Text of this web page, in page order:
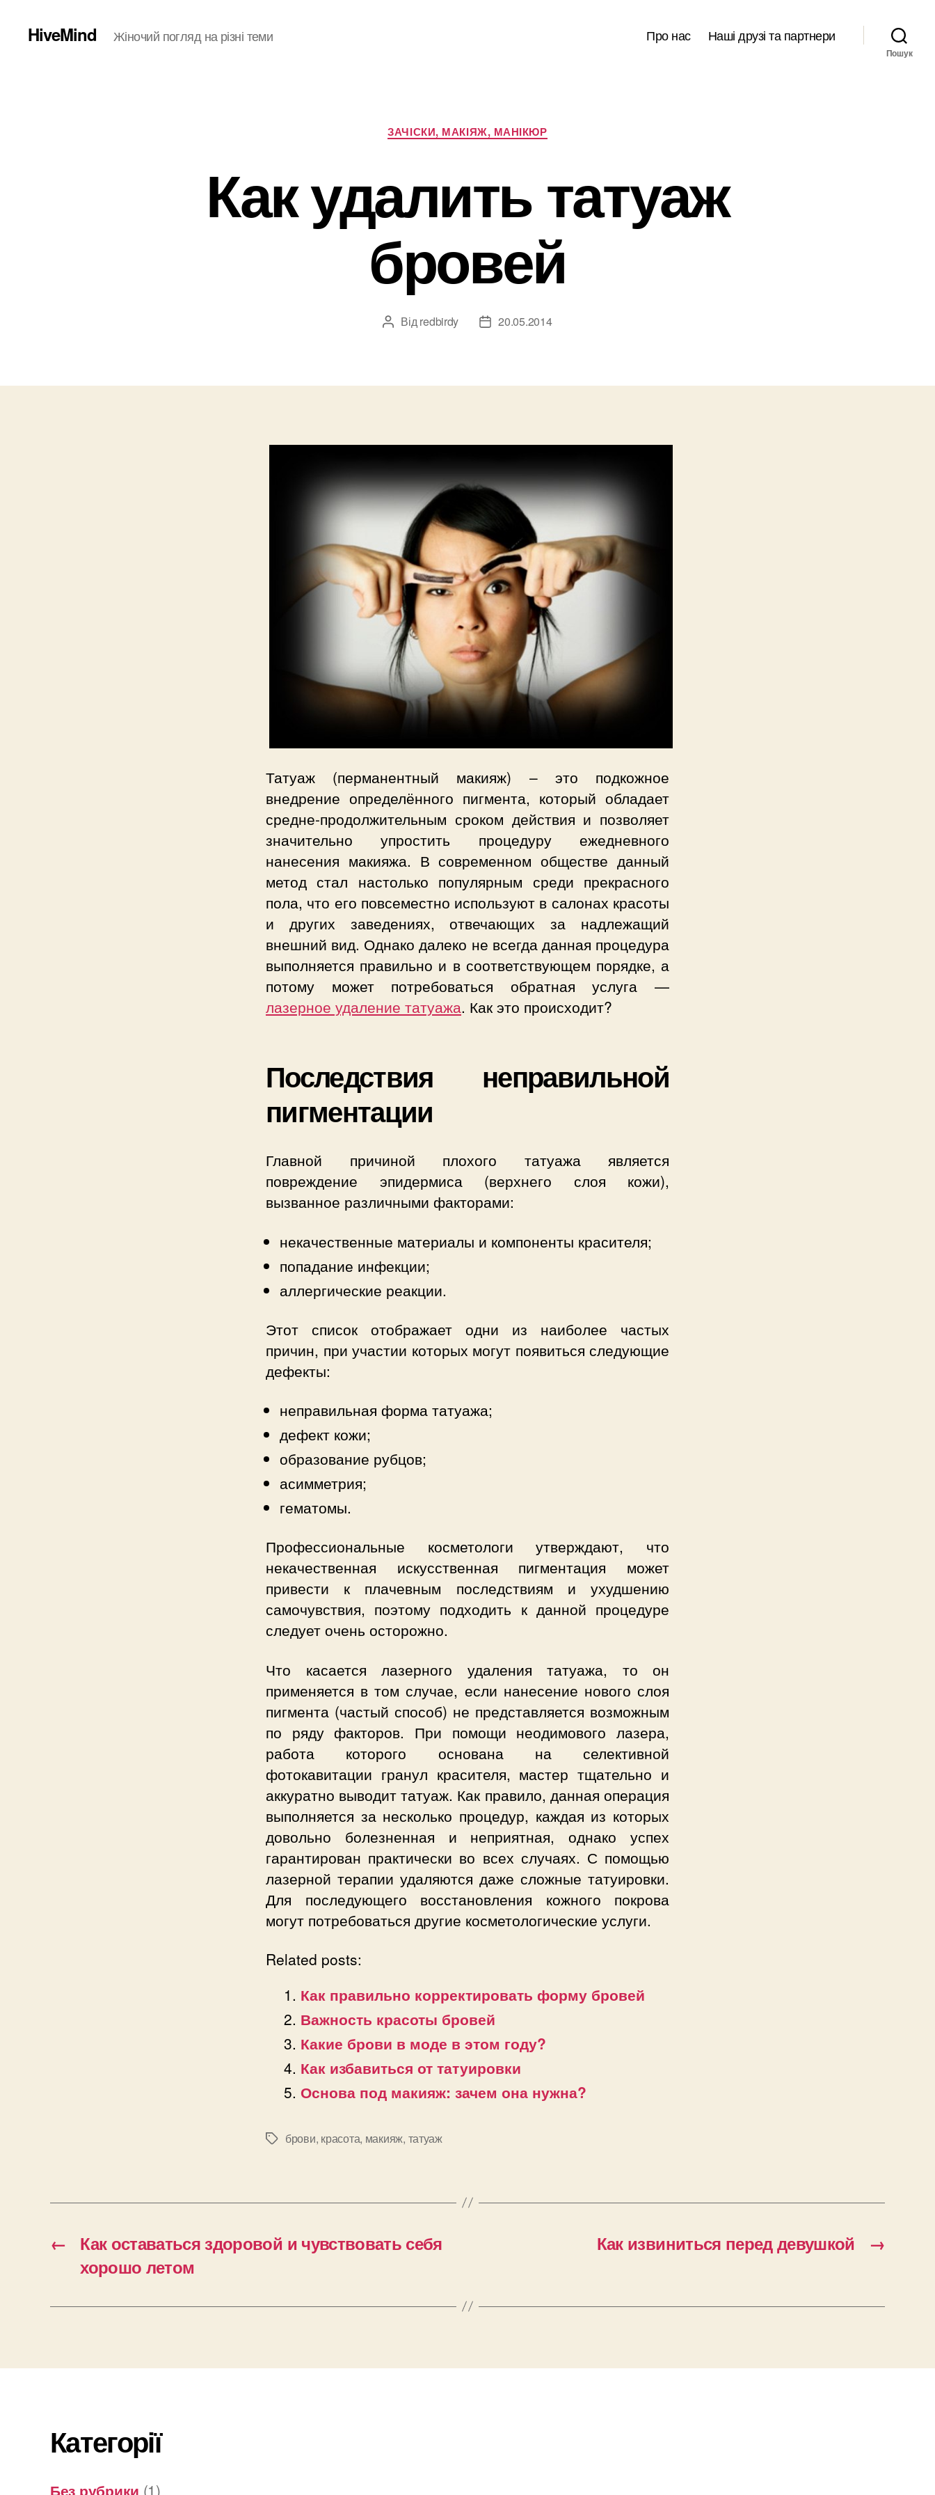
HiveMind Жіночий погляд на різні теми Про нас Наші друзі та партнери
Пошук
Категорії
ЗАЧІСКИ, МАКІЯЖ, МАНІКЮР
Как удалить татуаж
бровей
Автор
Від redbirdy
Дата20.05.2014
Татуаж (перманентный макияж) – это подкожное
внедрение определённого пигмента, который обладает
средне-продолжительным сроком действия и позволяет
значительно упростить процедуру ежедневного
нанесения макияжа. В современном обществе данный
метод стал настолько популярным среди прекрасного
пола, что его повсеместно используют в салонах красоты
и других заведениях, отвечающих за надлежащий
внешний вид. Однако далеко не всегда данная процедура
выполняется правильно и в соответствующем порядке, а
потому может потребоваться обратная услуга —
лазерное удаление татуажа. Как это происходит?
Последствия неправильной
пигментации
Главной причиной плохого татуажа является
повреждение эпидермиса (верхнего слоя кожи),
вызванное различными факторами:
некачественные материалы и компоненты красителя;
попадание инфекции;
аллергические реакции.
Этот список отображает одни из наиболее частых
причин, при участии которых могут появиться следующие
дефекты:
неправильная форма татуажа;
дефект кожи;
образование рубцов;
асимметрия;
гематомы.
Профессиональные косметологи утверждают, что
некачественная искусственная пигментация может
привести к плачевным последствиям и ухудшению
самочувствия, поэтому подходить к данной процедуре
следует очень осторожно.
Что касается лазерного удаления татуажа, то он
применяется в том случае, если нанесение нового слоя
пигмента (частый способ) не представляется возможным
по ряду факторов. При помощи неодимового лазера,
работа которого основана на селективной
фотокавитации гранул красителя, мастер тщательно и
аккуратно выводит татуаж. Как правило, данная операция
выполняется за несколько процедур, каждая из которых
довольно болезненная и неприятная, однако успех
гарантирован практически во всех случаях. С помощью
лазерной терапии удаляются даже сложные татуировки.
Для последующего восстановления кожного покрова
могут потребоваться другие косметологические услуги.
Related posts:
Как правильно корректировать форму бровей
Важность красоты бровей
Какие брови в моде в этом году?
Как избавиться от татуировки
Основа под макияж: зачем она нужна?
Позначки
брови, красота, макияж, татуаж
←
Как оставаться здоровой и чувствовать себя
хорошо летом
→
Как извиниться перед девушкой
Категорії
Без рубрики (1)